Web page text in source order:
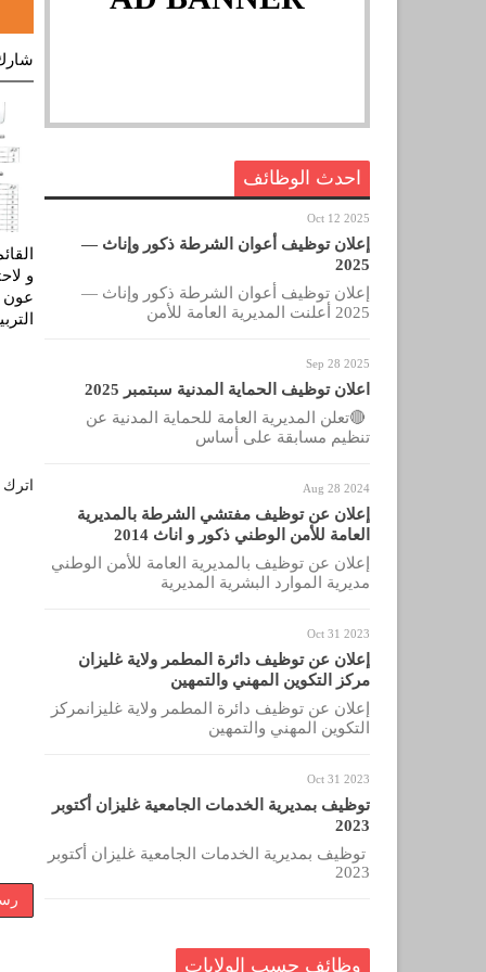
احدث الوظائف
Oct 12 2025
إعلان توظيف أعوان الشرطة ذكور وإناث —
2025
إعلان توظيف أعوان الشرطة ذكور وإناث —
2025 أعلنت المديرية العامة للأمن
Sep 28 2025
اعلان توظيف الحماية المدنية سبتمبر 2025
🔴تعلن المديرية العامة للحماية المدنية عن
تنظيم مسابقة على أساس
Aug 28 2024
إعلان عن توظيف مفتشي الشرطة بالمديرية
العامة للأمن الوطني ذكور و اناث 2014
إعلان عن توظيف بالمديرية العامة للأمن الوطني
مديرية الموارد البشرية المديرية
Oct 31 2023
إعلان عن توظيف دائرة المطمر ولاية غليزان
مركز التكوين المهني والتمهين
إعلان عن توظيف دائرة المطمر ولاية غليزانمركز
التكوين المهني والتمهين
Oct 31 2023
توظيف بمديرية الخدمات الجامعية غليزان أكتوبر
2023
توظيف بمديرية الخدمات الجامعية غليزان أكتوبر
2023
وظائف حسب الولايات
و
اترك